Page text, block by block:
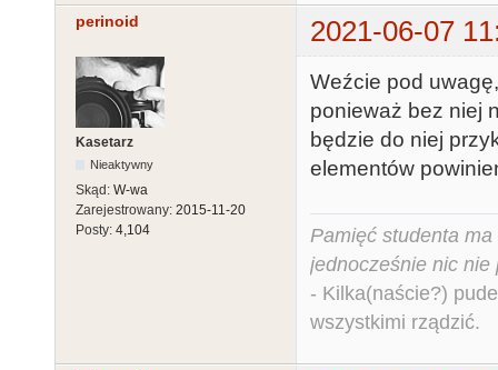
perinoid 2021-06-07
Kasetarz
Nieaktywny
Skąd: W-wa
Zarejestrowany: 2015-11-20
Posty: 4,104
Weźcie pod
ponieważ bez niej
będzie do niej
elementów
Pamięć studenta
jednocześnie nic nie
- Kilka(naście?)
wszystkimi rządzić.